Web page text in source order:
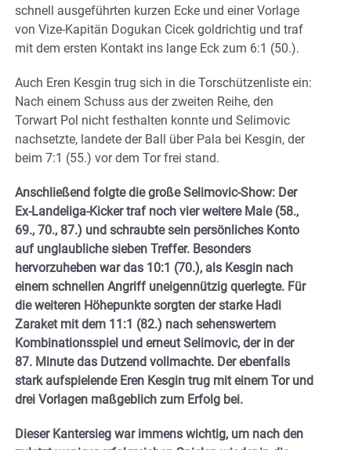
schnell ausgeführten kurzen Ecke und einer Vorlage
von Vize-Kapitän Dogukan Cicek goldrichtig und traf
mit dem ersten Kontakt ins lange Eck zum 6:1 (50.).
Auch Eren Kesgin trug sich in die Torschützenliste ein:
Nach einem Schuss aus der zweiten Reihe, den
Torwart Pol nicht festhalten konnte und Selimovic
nachsetzte, landete der Ball über Pala bei Kesgin, der
beim 7:1 (55.) vor dem Tor frei stand.
Anschließend folgte die große Selimovic-Show: Der
Ex-Landeliga-Kicker traf noch vier weitere Male (58.,
69., 70., 87.) und schraubte sein persönliches Konto
auf unglaubliche sieben Treffer. Besonders
hervorzuheben war das 10:1 (70.), als Kesgin nach
einem schnellen Angriff uneigennützig querlegte. Für
die weiteren Höhepunkte sorgten der starke Hadi
Zaraket mit dem 11:1 (82.) nach sehenswertem
Kombinationsspiel und erneut Selimovic, der in der
87. Minute das Dutzend vollmachte. Der ebenfalls
stark aufspielende Eren Kesgin trug mit einem Tor und
drei Vorlagen maßgeblich zum Erfolg bei.
Dieser Kantersieg war immens wichtig, um nach den